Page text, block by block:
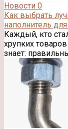
Новости 0
Как выбрать
наполнитель
Каждый, кто
хрупких
знает: